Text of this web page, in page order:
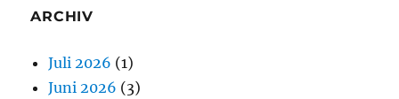
ARCHIV
Juli 2026 (1)
Juni 2026 (3)